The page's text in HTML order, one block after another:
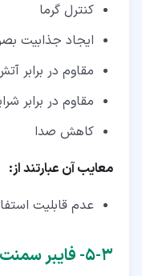
کنترل گرما
ایجاد جذابیت
مقاوم در برابر
مقاوم در برابر
کاهش صدا
معایب آن عبارتند از:
عدم قابلیت
۳‏-‏۵‏- فایبر سمنت برد